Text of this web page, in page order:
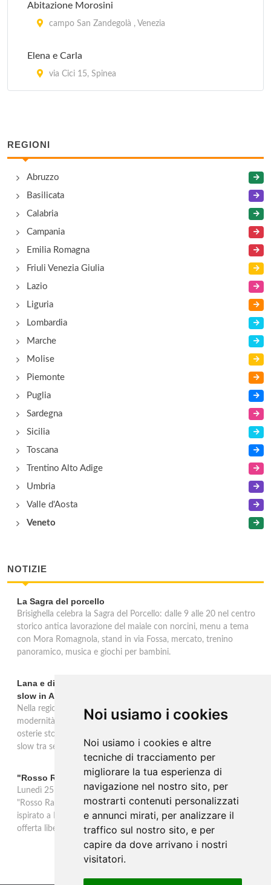
Noi usiamo i cookies
Noi usiamo i cookies e altre
tecniche di tracciamento per
migliorare la tua esperienza di
navigazione nel nostro sito, per
mostrarti contenuti personalizzati
e annunci mirati, per analizzare il
traffico sul nostro sito, e per
capire da dove arrivano i nostri
visitatori.
Abitazione Morosini
campo San Zandegolà , Venezia
Elena e Carla
via Cici 15, Spinea
REGIONI
Abruzzo
Basilicata
Calabria
Campania
Emilia Romagna
Friuli Venezia Giulia
Lazio
Liguria
Lombardia
Marche
Molise
Piemonte
Puglia
Sardegna
Sicilia
Toscana
Trentino Alto Adige
Umbria
Valle d'Aosta
Veneto
NOTIZIE
La Sagra del porcello
Brisighella celebra la Sagra del Porcello: dalle 9 alle 20 nel centro
storico antica lavorazione del maiale con norcini, menu a tema
con Mora Romagnola, stand in via Fossa, mercato, trenino
panoramico, musica e giochi per bambini.
Lana e dintorni: Törggelen, vini d'eccellenza e vacanze
slow in Alto Adige
Nella regione di Lana in Alto Adige tradizione contadina e
modernità si fondono in un'esperienza autentica. Törggelen nelle
osterie storiche, vini da antiche tradizioni vitivinicole e vacanze
slow tra sentieri delle rogge e produttori locali.
"Rosso Rame" in scena a Collepasso il 25 agosto
Lunedì 25 agosto al Palazzo Baronale di Collepasso va in scena
"Rosso Rame", spettacolo di Mary Negro e Gabriele Polimeno
ispirato a Dario Fo e Franca Rame. Ingresso con prenotazione e
offerta libera alle ore 21.